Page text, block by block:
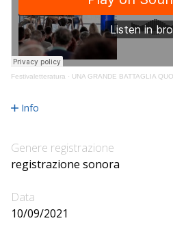
Festivaletteratura · UNA GRANDE BATTAGLIA
Info
Genere registrazione
registrazione sonora
Data
10/09/2021